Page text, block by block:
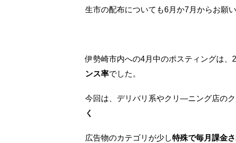
生市の配布についても6月か7月からお願
伊勢崎市内への4月中のポスティングは、
ンス率でした。
今回は、デリバリ系やクリ―ニング店の
く
広告物のカテゴリが少し特殊で毎月課金